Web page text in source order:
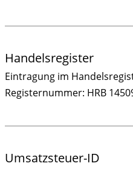
Handelsregister
Eintragung im
Registernummer: HRB
Umsatzsteuer-ID